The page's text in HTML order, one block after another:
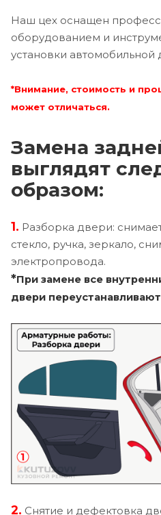
Наш цех оснащен
оборудованием и
установки автомобильной
*Внимание, стоимость и
может отличаться.
Замена
выглядят
образом:
1. Разборка двери:
стекло, ручка, зеркало,
электропровода.
*При замене все
двери
2. Снятие и дефектовка